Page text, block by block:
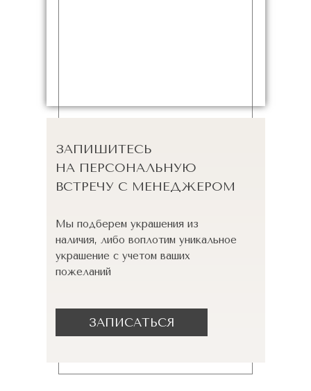
ЗАПИШИТЕСЬ
НА ПЕРСОНАЛЬНУЮ
ВСТРЕЧУ С МЕНЕДЖЕРОМ
Мы подберем украшения из
наличия, либо воплотим уникальное
украшение с учетом ваших
пожеланий
ЗАПИСАТЬСЯ